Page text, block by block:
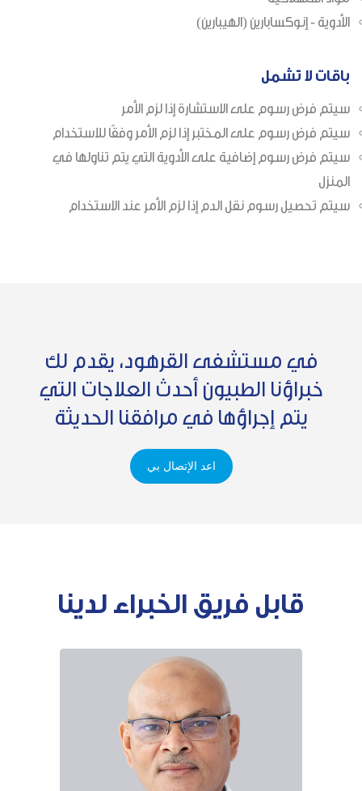
الأدوية - إنوكسابارين (الهيبارين)
باقات لا تشمل
سيتم فرض رسوم على الاستشارة إذا لزم الأمر
سيتم فرض رسوم على المختبر إذا لزم الأمر وفقًا للاستخدام
سيتم فرض رسوم إضافية على الأدوية التي يتم تناولها في
المنزل
سيتم تحصيل رسوم نقل الدم إذا لزم الأمر عند الاستخدام
في مستشفى القرهود، يقدم لك
خبراؤنا الطبيون أحدث العلاجات التي
يتم إجراؤها في مرافقنا الحديثة
اعد الإتصال بي
قابل فريق الخبراء لدينا